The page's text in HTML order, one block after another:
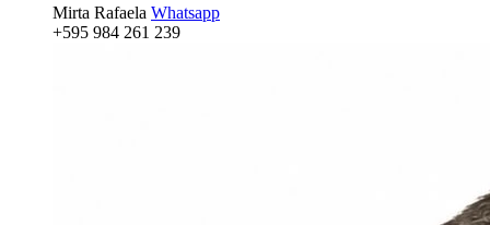
Mirta Rafaela Whatsapp
+595 984 261 239